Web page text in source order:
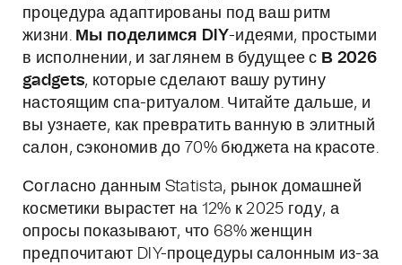
процедура адаптированы под ваш ритм
жизни. Мы поделимся DIY-идеями, простыми
в исполнении, и заглянем в будущее с В 2026
gadgets, которые сделают вашу рутину
настоящим спа-ритуалом. Читайте дальше, и
вы узнаете, как превратить ванную в элитный
салон, сэкономив до 70% бюджета на красоте.
Согласно данным Statista, рынок домашней
косметики вырастет на 12% к 2025 году, а
опросы показывают, что 68% женщин
предпочитают DIY-процедуры салонным из-за